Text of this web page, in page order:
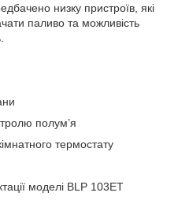
низку пристроїв, які
паливо та можливість
полум’я
термостату
моделі BLP 103ET